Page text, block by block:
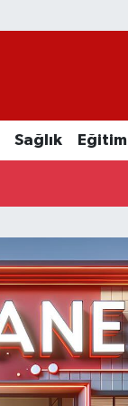
Sağlık Eğitim